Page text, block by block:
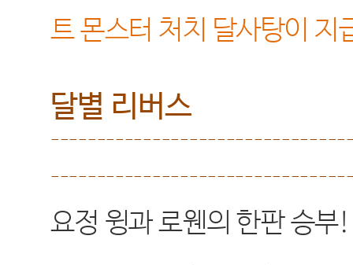
트 몬스터 처치 달사탕이 지
달별 리버스
요정 윙과 로웬의 한판 승부!